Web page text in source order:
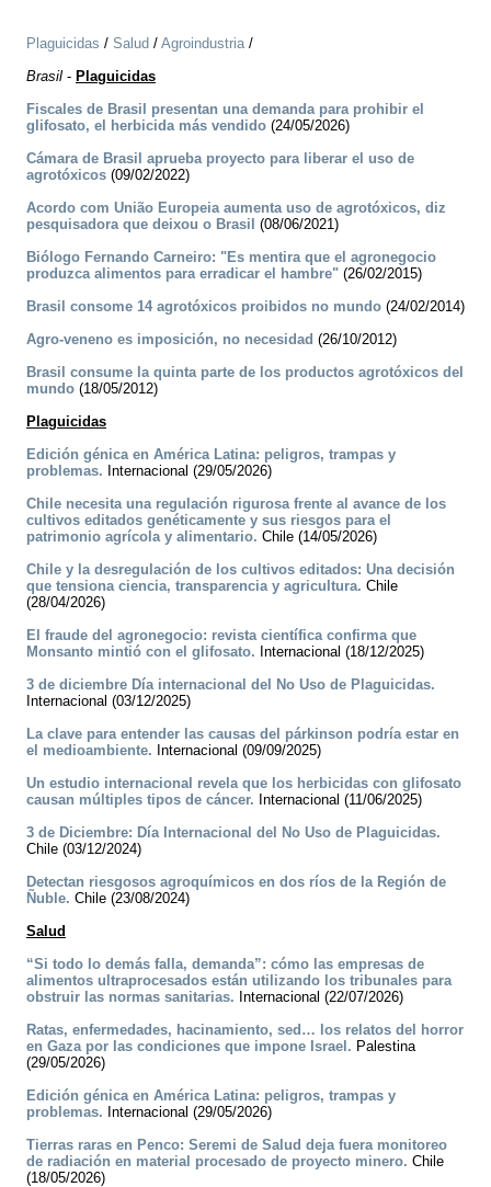
Plaguicidas / Salud / Agroindustria/
Brasil - Plaguicidas
Fiscales de Brasil presentan una demanda para prohibir el
glifosato, el herbicida más vendido (24/05/2026)
Cámara de Brasil aprueba proyecto para liberar el uso de
agrotóxicos (09/02/2022)
Acordo com União Europeia aumenta uso de agrotóxicos, diz
pesquisadora que deixou o Brasil (08/06/2021)
Biólogo Fernando Carneiro: "Es mentira que el agronegocio
produzca alimentos para erradicar el hambre" (26/02/2015)
Brasil consome 14 agrotóxicos proibidos no mundo (24/02/2014)
Agro-veneno es imposición, no necesidad (26/10/2012)
Brasil consume la quinta parte de los productos agrotóxicos del
mundo (18/05/2012)
Plaguicidas
Edición génica en América Latina: peligros, trampas y
problemas. Internacional (29/05/2026)
Chile necesita una regulación rigurosa frente al avance de los
cultivos editados genéticamente y sus riesgos para el
patrimonio agrícola y alimentario. Chile (14/05/2026)
Chile y la desregulación de los cultivos editados: Una decisión
que tensiona ciencia, transparencia y agricultura. Chile
(28/04/2026)
El fraude del agronegocio: revista científica confirma que
Monsanto mintió con el glifosato. Internacional (18/12/2025)
3 de diciembre Día internacional del No Uso de Plaguicidas.
Internacional (03/12/2025)
La clave para entender las causas del párkinson podría estar en
el medioambiente. Internacional (09/09/2025)
Un estudio internacional revela que los herbicidas con glifosato
causan múltiples tipos de cáncer. Internacional (11/06/2025)
3 de Diciembre: Día Internacional del No Uso de Plaguicidas.
Chile (03/12/2024)
Detectan riesgosos agroquímicos en dos ríos de la Región de
Ñuble. Chile (23/08/2024)
Salud
“Si todo lo demás falla, demanda”: cómo las empresas de
alimentos ultraprocesados están utilizando los tribunales para
obstruir las normas sanitarias. Internacional (22/07/2026)
Ratas, enfermedades, hacinamiento, sed… los relatos del horror
en Gaza por las condiciones que impone Israel. Palestina
(29/05/2026)
Edición génica en América Latina: peligros, trampas y
problemas. Internacional (29/05/2026)
Tierras raras en Penco: Seremi de Salud deja fuera monitoreo
de radiación en material procesado de proyecto minero. Chile
(18/05/2026)